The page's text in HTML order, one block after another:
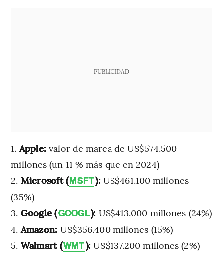
PUBLICIDAD
Apple: valor de marca de US$574.500
millones (un 11 % más que en 2024)
Microsoft (MSFT):US$461.100 millones
(35%)
Google (GOOGL): US$413.000 millones (24%)
Amazon: US$356.400 millones (15%)
Walmart (WMT):US$137.200 millones (2%)